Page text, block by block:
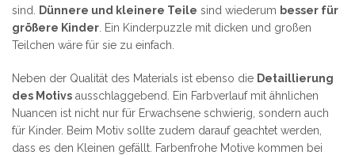
sind. Dünnere und kleinere Teile sind wiederum besser für
größere Kinder . Ein Kinderpuzzle mit dicken und großen
Teilchen wäre für sie zu einfach.
Neben der Qualität des Materials ist ebenso die Detaillierung
des Motivs ausschlaggebend. Ein Farbverlauf mit ähnlichen
Nuancen ist nicht nur für Erwachsene schwierig, sondern auch
für Kinder. Beim Motiv sollte zudem darauf geachtet werden,
dass es den Kleinen gefällt. Farbenfrohe Motive kommen bei